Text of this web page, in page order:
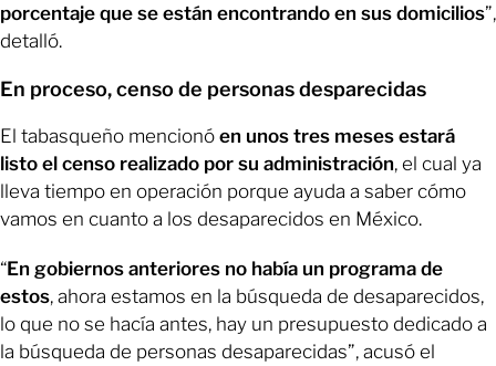
porcentaje que se están encontrando en sus domicilios”,
detalló.
En proceso, censo de personas desparecidas
El tabasqueño mencionó en unos tres meses estará
listo el censo realizado por su administración, el cual ya
lleva tiempo en operación porque ayuda a saber cómo
vamos en cuanto a los desaparecidos en México.
“En gobiernos anteriores no había un programa de
estos, ahora estamos en la búsqueda de desaparecidos,
lo que no se hacía antes, hay un presupuesto dedicado a
la búsqueda de personas desaparecidas”, acusó el